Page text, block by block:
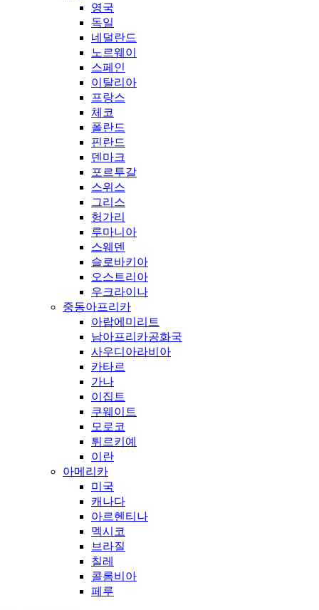
영국
독일
네덜란드
노르웨이
스페인
이탈리아
프랑스
체코
폴란드
핀란드
덴마크
포르투갈
스위스
그리스
헝가리
루마니아
스웨덴
슬로바키아
오스트리아
우크라이나
중동아프리카
아랍에미리트
남아프리카공화국
사우디아라비아
카타르
가나
이집트
쿠웨이트
모로코
튀르키예
이란
아메리카
미국
캐나다
아르헨티나
멕시코
브라질
칠레
콜롬비아
페루